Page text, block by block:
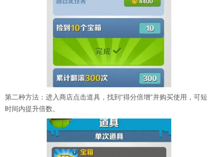
第二种方法：进入商店点击道具，找到“得分倍增”并购买使用，可短
时间内提升倍数。